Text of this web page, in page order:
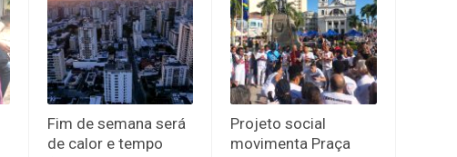
Fim de semana será
de calor e tempo
Projeto social
movimenta Praça